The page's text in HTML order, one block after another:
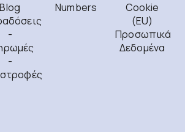
Blog
-
-
Numbers
Cookie
(EU)
Προσωπικά
Δεδομένα